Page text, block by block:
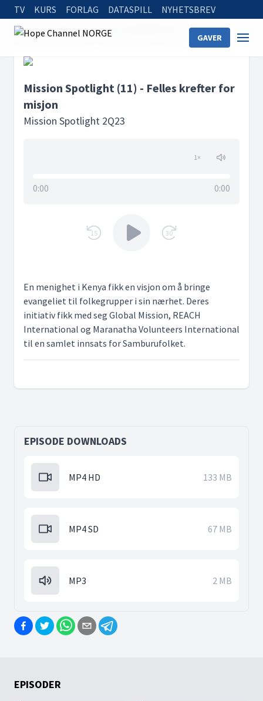
TV KURS FORLAG DATASPILL NYHETSBREV
GAVER
Home
Mission Spotlight (11) - Felles krefter for misjon
Mission Spotlight (11) - Felles krefter for
misjon
Mission Spotlight 2Q23
1×
0:00 0:00
15 30
En menighet i Kenya fikk en visjon om å bringe
evangeliet til folkegrupper i sin nærhet. Deres
initiativ fikk med seg Global Mission, REACH
International og Maranatha Volunteers International
til en samlet innsats for Samburufolket.
EPISODE DOWNLOADS
MP4 HD 133 MB
MP4 SD 67 MB
MP3 2 MB
EPISODER